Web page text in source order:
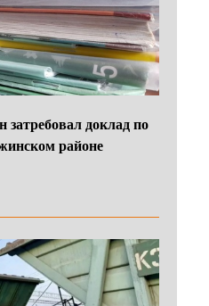
доклад по
районе